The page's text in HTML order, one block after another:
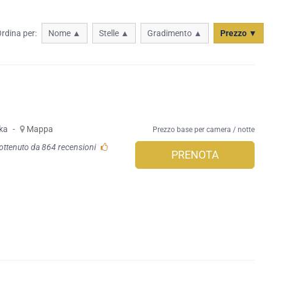
per: Nome ▲ Stelle ▲ Gradimento ▲ Prezzo ▼
-
Mappa
da 864 recensioni
Prezzo base per camera / notte
PRENOTA